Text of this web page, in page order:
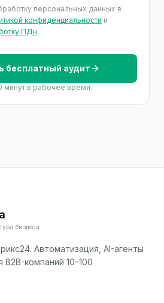
персональных данных в
конфиденциальности и
ПДн.
бесплатный аудит
минут в рабочее время.
бизнеса
Автоматизация, AI-агенты
компаний 10–100